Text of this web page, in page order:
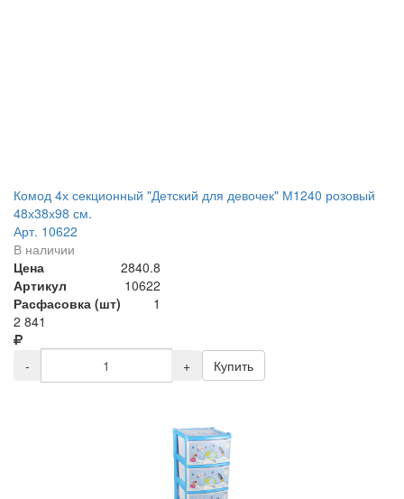
Комод 4х секционный "Детский для девочек" М1240 розовый
48х38х98 см.
Арт. 10622
В наличии
Цена
2840.8
Артикул
10622
Расфасовка (шт)
1
2 841
- + Купить